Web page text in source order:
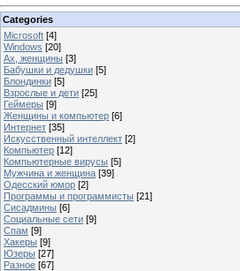
Categories
Microsoft [4]
Windows [20]
Ах, женщины [3]
Бабушки и дедушки [5]
Блондинки [5]
Взрослые и дети [25]
Геймеры [9]
Женщины и компьютер [6]
Интернет [35]
Искусственный интеллект [2]
Компьютер [12]
Компьютерные вирусы [5]
Мужчина и женщина [39]
Одесский юмор [2]
Программы и программисты [21]
Сисадмины [6]
Социальные сети [9]
Спам [9]
Хакеры [9]
Юзеры [27]
Разное [67]